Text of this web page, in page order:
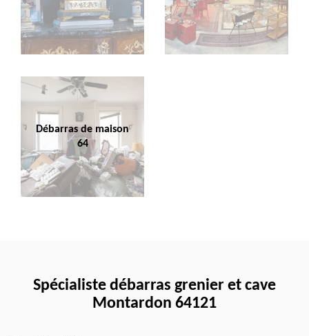
Débarras de maison
64
Spécialiste débarras grenier et cave
Montardon 64121